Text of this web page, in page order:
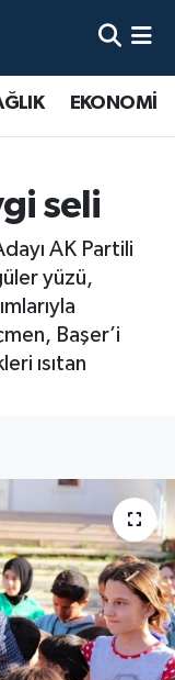
EKONOMİ
seli
AK Partili
yüzü,
Başer’i
ısıtan